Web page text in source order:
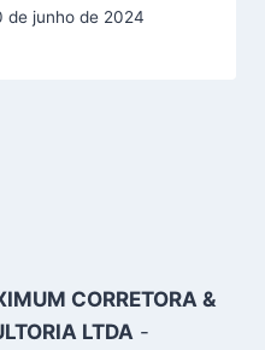
de junho de 2024
CORRETORA &
LTDA -